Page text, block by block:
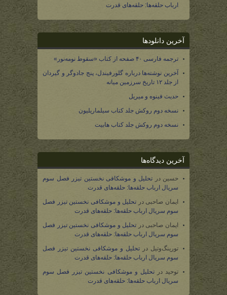
ارباب حلقه‌ها: حلقه‌های قدرت
آخرین دانلودها
ترجمه فارسی ۴۰ صفحه از کتاب «سقوط نومه‌نور»
آخرین نوشته‌ها درباره گلورفیندل، پنج جادوگر و گیردان
از جلد ۱۲ تاریخ سرزمین میانه
حدیث فینوه و میریل
نسخه دوم روکش جلد کتاب سیلماریلیون
نسخه دوم روکش جلد کتاب هابیت
آخرین دیدگاه‌ها
حسین در تحلیل و موشکافی نخستین تیزر فصل سوم
سریال ارباب حلقه‌ها: حلقه‌های قدرت
ایمان صاحبی در تحلیل و موشکافی نخستین تیزر فصل
سوم سریال ارباب حلقه‌ها: حلقه‌های قدرت
ایمان صاحبی در تحلیل و موشکافی نخستین تیزر فصل
سوم سریال ارباب حلقه‌ها: حلقه‌های قدرت
تورینگ‌وتیل در تحلیل و موشکافی نخستین تیزر فصل
سوم سریال ارباب حلقه‌ها: حلقه‌های قدرت
توحید درتحلیل و موشکافی نخستین تیزر فصل سوم
سریال ارباب حلقه‌ها: حلقه‌های قدرت